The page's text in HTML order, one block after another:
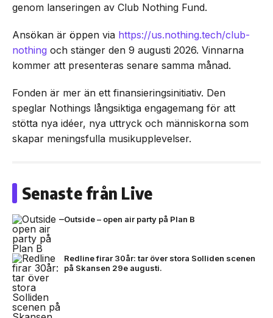
genom lanseringen av Club Nothing Fund.
Ansökan är öppen via https://us.nothing.tech/club-
nothing och stänger den 9 augusti 2026. Vinnarna
kommer att presenteras senare samma månad.
Fonden är mer än ett finansieringsinitiativ. Den
speglar Nothings långsiktiga engagemang för att
stötta nya idéer, nya uttryck och människorna som
skapar meningsfulla musikupplevelser.
Senaste från Live
Outside – open air party på Plan B
Redline firar 30år: tar över stora Solliden scenen
på Skansen 29e augusti.